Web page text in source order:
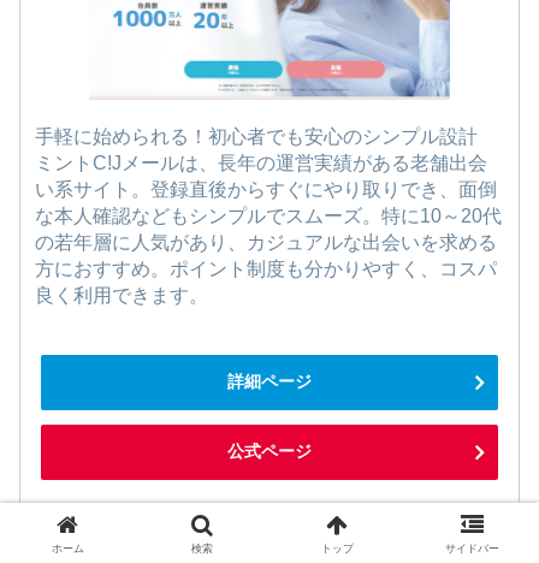
手軽に始められる！初心者でも安心のシンプル設計
ミントC!Jメールは、長年の運営実績がある老舗出会
い系サイト。登録直後からすぐにやり取りでき、面倒
な本人確認などもシンプルでスムーズ。特に10～20代
の若年層に人気があり、カジュアルな出会いを求める
方におすすめ。ポイント制度も分かりやすく、コスパ
良く利用できます。
詳細ページ
公式ページ
ホーム 検索 トップ サイドバー